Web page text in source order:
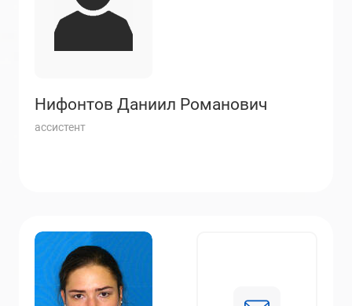
Нифонтов Даниил Романович
ассистент